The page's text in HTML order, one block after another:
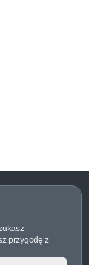
przygodę z